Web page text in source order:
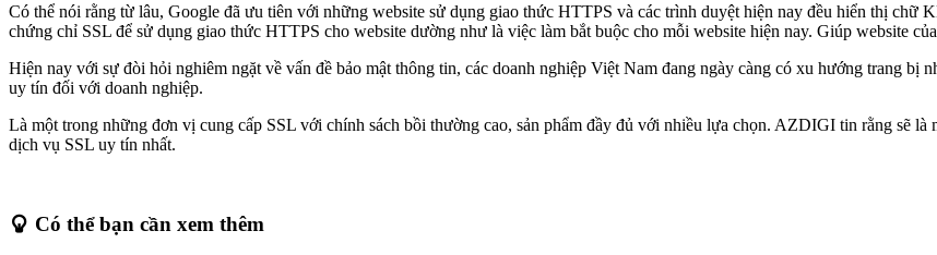
Có thể nói rằng từ lâu, Google đã ưu tiên với những website sử dụng giao thức HTTPS và các trình duyệt hiện nay đều hiển thị
chứng chỉ SSL để sử dụng giao thức HTTPS cho website dường như là việc làm bắt buộc cho mỗi website hiện nay. Giúp website
Hiện nay với sự đòi hỏi nghiêm ngặt về vấn đề bảo mật thông tin, các doanh nghiệp Việt Nam đang ngày càng có xu hướng trang bị
uy tín đối với doanh nghiệp.
Là một trong những đơn vị cung cấp SSL với chính sách bồi thường cao, sản phẩm đầy đủ với nhiều lựa chọn. AZDIGI tin rằng sẽ
dịch vụ SSL uy tín nhất.
Có thể bạn cần xem thêm